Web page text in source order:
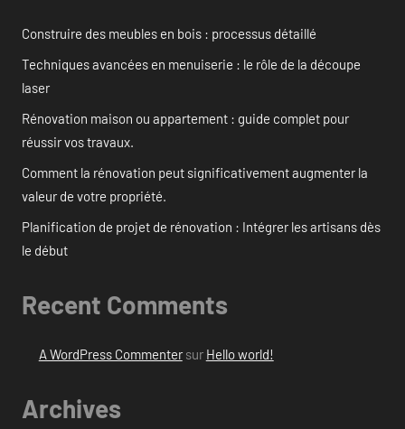
Construire des meubles en bois : processus détaillé
Techniques avancées en menuiserie : le rôle de la découpe
laser
Rénovation maison ou appartement : guide complet pour
réussir vos travaux.
Comment la rénovation peut significativement augmenter la
valeur de votre propriété.
Planification de projet de rénovation : Intégrer les artisans dès
le début
Recent Comments
A WordPress Commentersur Hello world!
Archives